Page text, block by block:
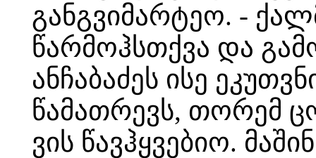
განგვიმარტეო. -
წარმოჰსთქვა და
ანჩაბაძეს ისე
წამათრევს, თორემ
ვის წავჰყვებიო.